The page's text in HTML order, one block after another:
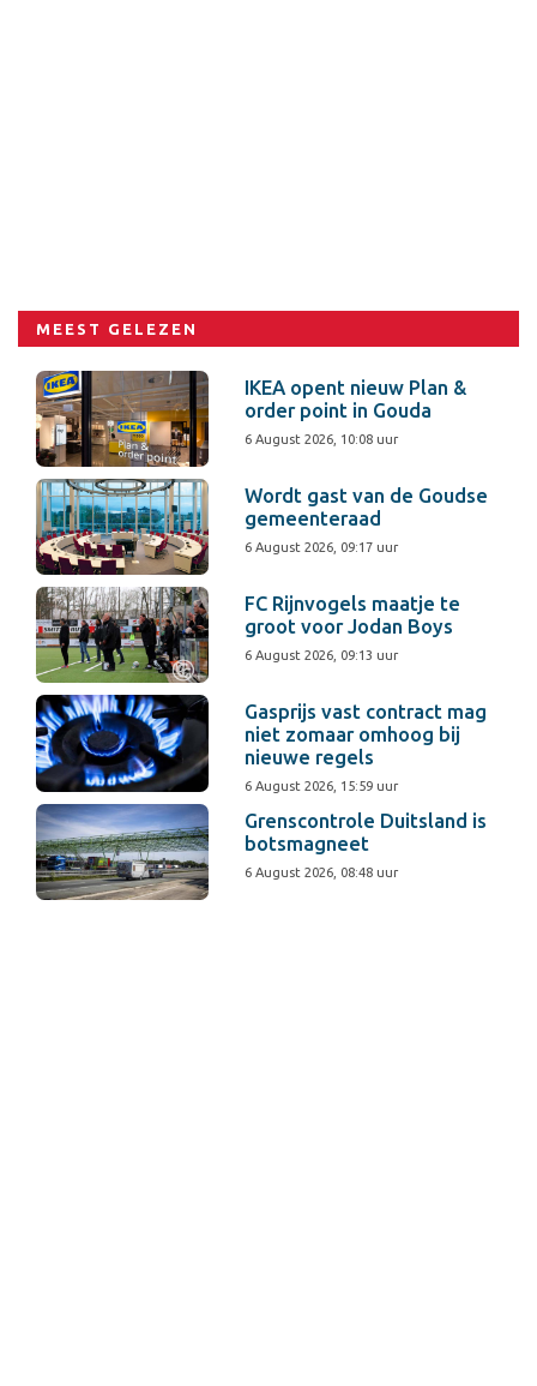
MEEST GELEZEN
IKEA opent nieuw Plan &
order point in Gouda
6 August 2026, 10:08 uur
Wordt gast van de Goudse
gemeenteraad
6 August 2026, 09:17 uur
FC Rijnvogels maatje te
groot voor Jodan Boys
6 August 2026, 09:13 uur
Gasprijs vast contract mag
niet zomaar omhoog bij
nieuwe regels
6 August 2026, 15:59 uur
Grenscontrole Duitsland is
botsmagneet
6 August 2026, 08:48 uur